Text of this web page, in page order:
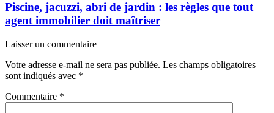
Piscine, jacuzzi, abri de jardin : les règles que tout
agent immobilier doit maîtriser
Laisser un commentaire
Votre adresse e-mail ne sera pas publiée. Les champs obligatoires
sont indiqués avec *
Commentaire *